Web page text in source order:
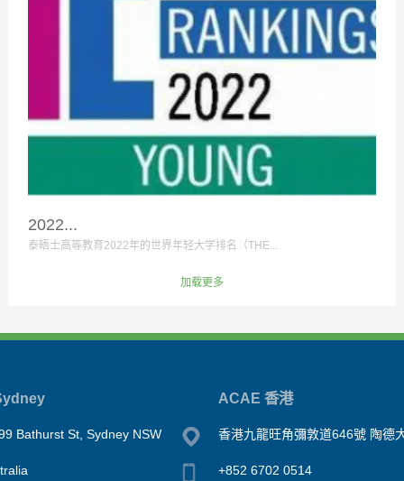
2022...
泰晤士高等教育2022年的世界年轻大学排名（THE...
加载更多
Bathurst St, Sydney NSW
ACAE 香港
香港九龍旺角彌敦道646號 陶德
+852 6702 0514